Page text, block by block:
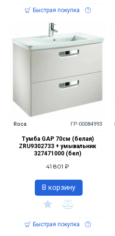
Быстрая покупка
Roca ГР-00084993
Тумба GAP 70см (белая)
ZRU9302733 + умывальник
327471000 (бел)
41 801 ₽
В корзину
Быстрая покупка